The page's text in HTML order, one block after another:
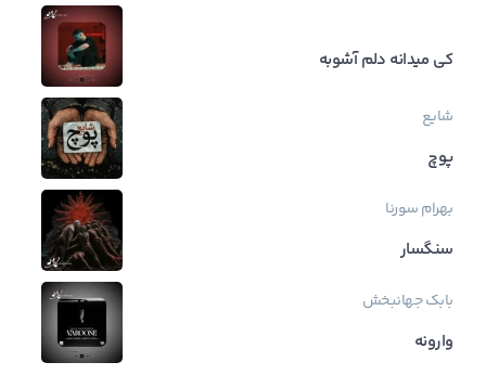
کی میدانه دلم آشوبه
شایع
پوچ
بهرامسورنا
سنگسار
بابک جهانبخش
وارونه